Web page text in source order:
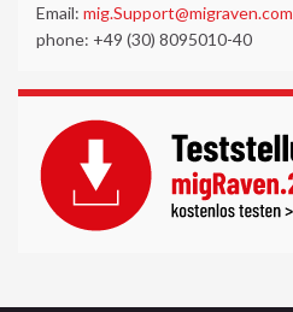
Email: mig.Support@migraven.com
phone: +49 (30) 8095010-40